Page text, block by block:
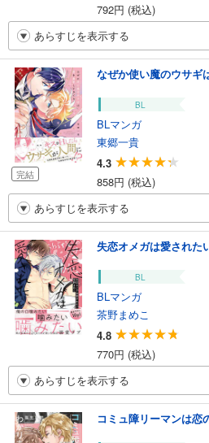
792円 (税込)
あらすじを表示する
完結
なぜか使い魔のウサギ
BL
BLマンガ
東郷一貴
4.3
858円 (税込)
あらすじを表示する
失恋オメガは愛された
BL
BLマンガ
茶野まめこ
4.8
770円 (税込)
あらすじを表示する
コミュ障リーマンは恋